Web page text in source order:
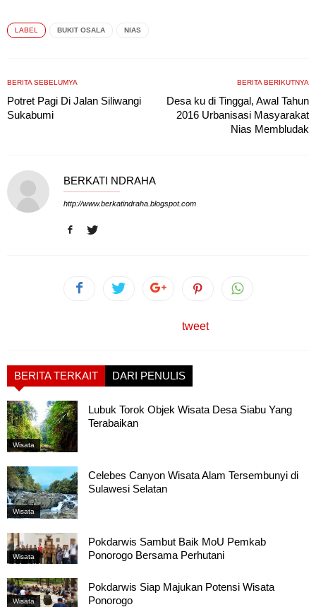
LABEL BUKIT OSALA NIAS
BERITA SEBELUMYA
Potret Pagi Di Jalan Siliwangi
Sukabumi
BERITA BERIKUTNYA
Desa ku di Tinggal, Awal Tahun
2016 Urbanisasi Masyarakat
Nias Membludak
BERKATI NDRAHA
http://www.berkatindraha.blogspot.com
tweet
BERITA TERKAIT DARI PENULIS
Wisata
Lubuk Torok Objek Wisata Desa Siabu Yang
Terabaikan
Wisata
Celebes Canyon Wisata Alam Tersembunyi di
Sulawesi Selatan
Wisata
Pokdarwis Sambut Baik MoU Pemkab
Ponorogo Bersama Perhutani
Wisata
Pokdarwis Siap Majukan Potensi Wisata
Ponorogo